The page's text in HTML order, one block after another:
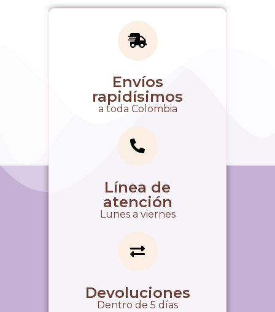
Envíos
rapidísimos
a toda Colombia
Línea de
atención
Lunes a viernes
Devoluciones
Dentro de 5 días